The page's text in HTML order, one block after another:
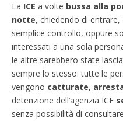
La ICE a volte bussa alla
notte, chiedendo di
semplice controllo, oppure
interessati a una sola
le altre sarebbero state
sempre lo stesso: tutte le
vengono catturate,
detenzione dell’agenzia ICE
senza possibilità di